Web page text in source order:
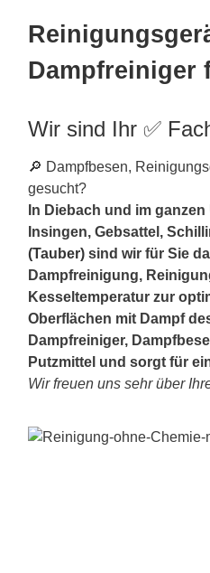
Dampfreiniger
Wir sind Ihr ✅
🔎 Dampfbesen,
gesucht?
In Diebach und im
Insingen, Gebsattel,
(Tauber) sind wir für Sie
Dampfreinigung,
Kesseltemperatur zur
Oberflächen mit Dampf
Dampfreiniger,
Putzmittel und sorgt für
Wir freuen uns sehr über